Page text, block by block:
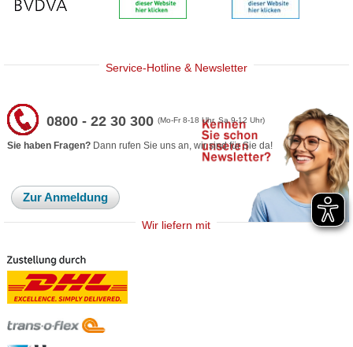
Service-Hotline & Newsletter
0800 - 22 30 300(Mo-Fr 8-18 Uhr, Sa 9-12 Uhr)
Sie haben Fragen? Dann rufen Sie uns an, wir sind für Sie da!
Zur Anmeldung
Wir liefern mit